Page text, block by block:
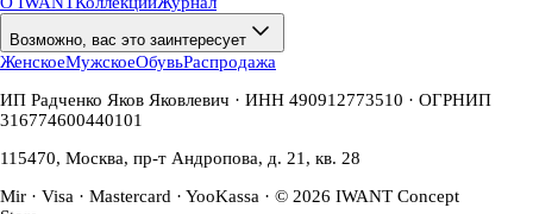
Возможно, вас это заинтересует
ЖенскоеМужскоеОбувьРаспродажа
ИП Радченко Яков Яковлевич · ИНН 490912773510 · ОГРНИП
316774600440101
115470, Москва, пр-т Андропова, д. 21, кв. 28
Mir · Visa · Mastercard · YooKassa · © 2026 IWANT Concept